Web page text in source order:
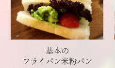
基本の
フライパン米粉パン